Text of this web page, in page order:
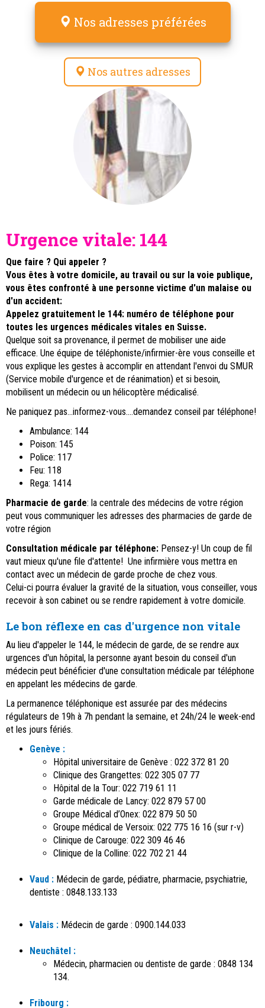
Nos adresses préférées
Nos autres adresses
Urgence vitale: 144
Que faire ? Qui appeler ?
Vous êtes à votre domicile, au travail ou sur la voie publique,
vous êtes confronté à une personne victime d'un malaise ou
d'un accident:
Appelez gratuitement le 144: numéro de téléphone pour
toutes les urgences médicales vitales en Suisse.
Quelque soit sa provenance, il permet de mobiliser une aide
efficace. Une équipe de téléphoniste/infirmier-ère vous conseille et
vous explique les gestes à accomplir en attendant l'envoi du SMUR
(Service mobile d'urgence et de réanimation) et si besoin,
mobilisent un médecin ou un hélicoptère médicalisé.
Ne paniquez pas...informez-vous....demandez conseil par téléphone!
Ambulance: 144
Poison: 145
Police: 117
Feu: 118
Rega: 1414
Pharmacie de garde: a centrale des médecins de votre région
peut vous communiquer les adresses des pharmacies de garde de
votre région
Consultation médicale par téléphone: Pensez-y! Un coup de fil
vaut mieux qu'une file d'attente! Une infirmière vous mettra en
contact avec un médecin de garde proche de chez vous.
Celui-ci pourra évaluer la gravité de la situation, vous conseiller, vous
recevoir à son cabinet ou se rendre rapidement à votre domicile.
Le bon réflexe en cas d'urgence non vitale
Au lieu d'appeler le 144, le médecin de garde, de se rendre aux
urgences d'un hôpital, la personne ayant besoin du conseil d'un
médecin peut bénéficier d'une consultation médicale par téléphone
en appelant les médecins de garde.
La permanence téléphonique est assurée par des médecins
régulateurs de 19h à 7h pendant la semaine, et 24h/24 le week-end
et les jours fériés.
Genève :
Hôpital universitaire de Genève : 022 372 81 20
Clinique des Grangettes: 022 305 07 77
Hôpital de la Tour: 022 719 61 11
Garde médicale de Lancy: 022 879 57 00
Groupe Médical d’Onex: 022 879 50 50
Groupe médical de Versoix: 022 775 16 16 (sur r-v)
Clinique de Carouge: 022 309 46 46
Clinique de la Colline: 022 702 21 44
Vaud : Médecin de garde, pédiatre, pharmacie, psychiatrie,
dentiste : 0848.133.133
Valais : Médecin de garde : 0900.144.033
Neuchâtel :
Médecin, pharmacien ou dentiste de garde : 0848 134
134.
Fribourg :